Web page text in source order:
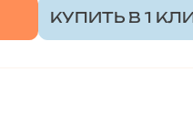
КУПИТЬ В 1